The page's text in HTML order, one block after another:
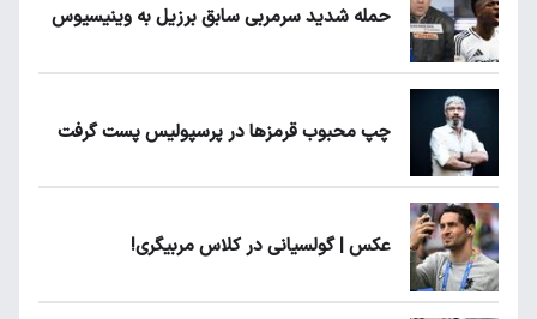
حمله شدید سرمربی سابق برزیل به وینیسیوس
چپ محبوب قرمزها در پرسپولیس پست گرفت
عکس | گولسیانی در کلاس مربیگری!